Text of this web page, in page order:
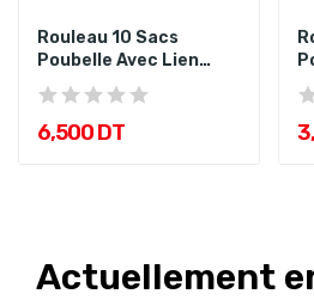
Rouleau 10 Sacs
Poubelle Avec Lien
Coulissant...
6,500 DT
Actuellement